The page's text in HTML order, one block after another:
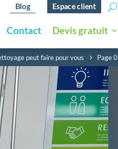
Blog Espace client
Contact Devis gratuit
peut faire pour vous Page 0